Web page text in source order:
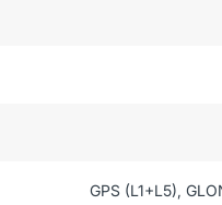
GPS (L1+L5),